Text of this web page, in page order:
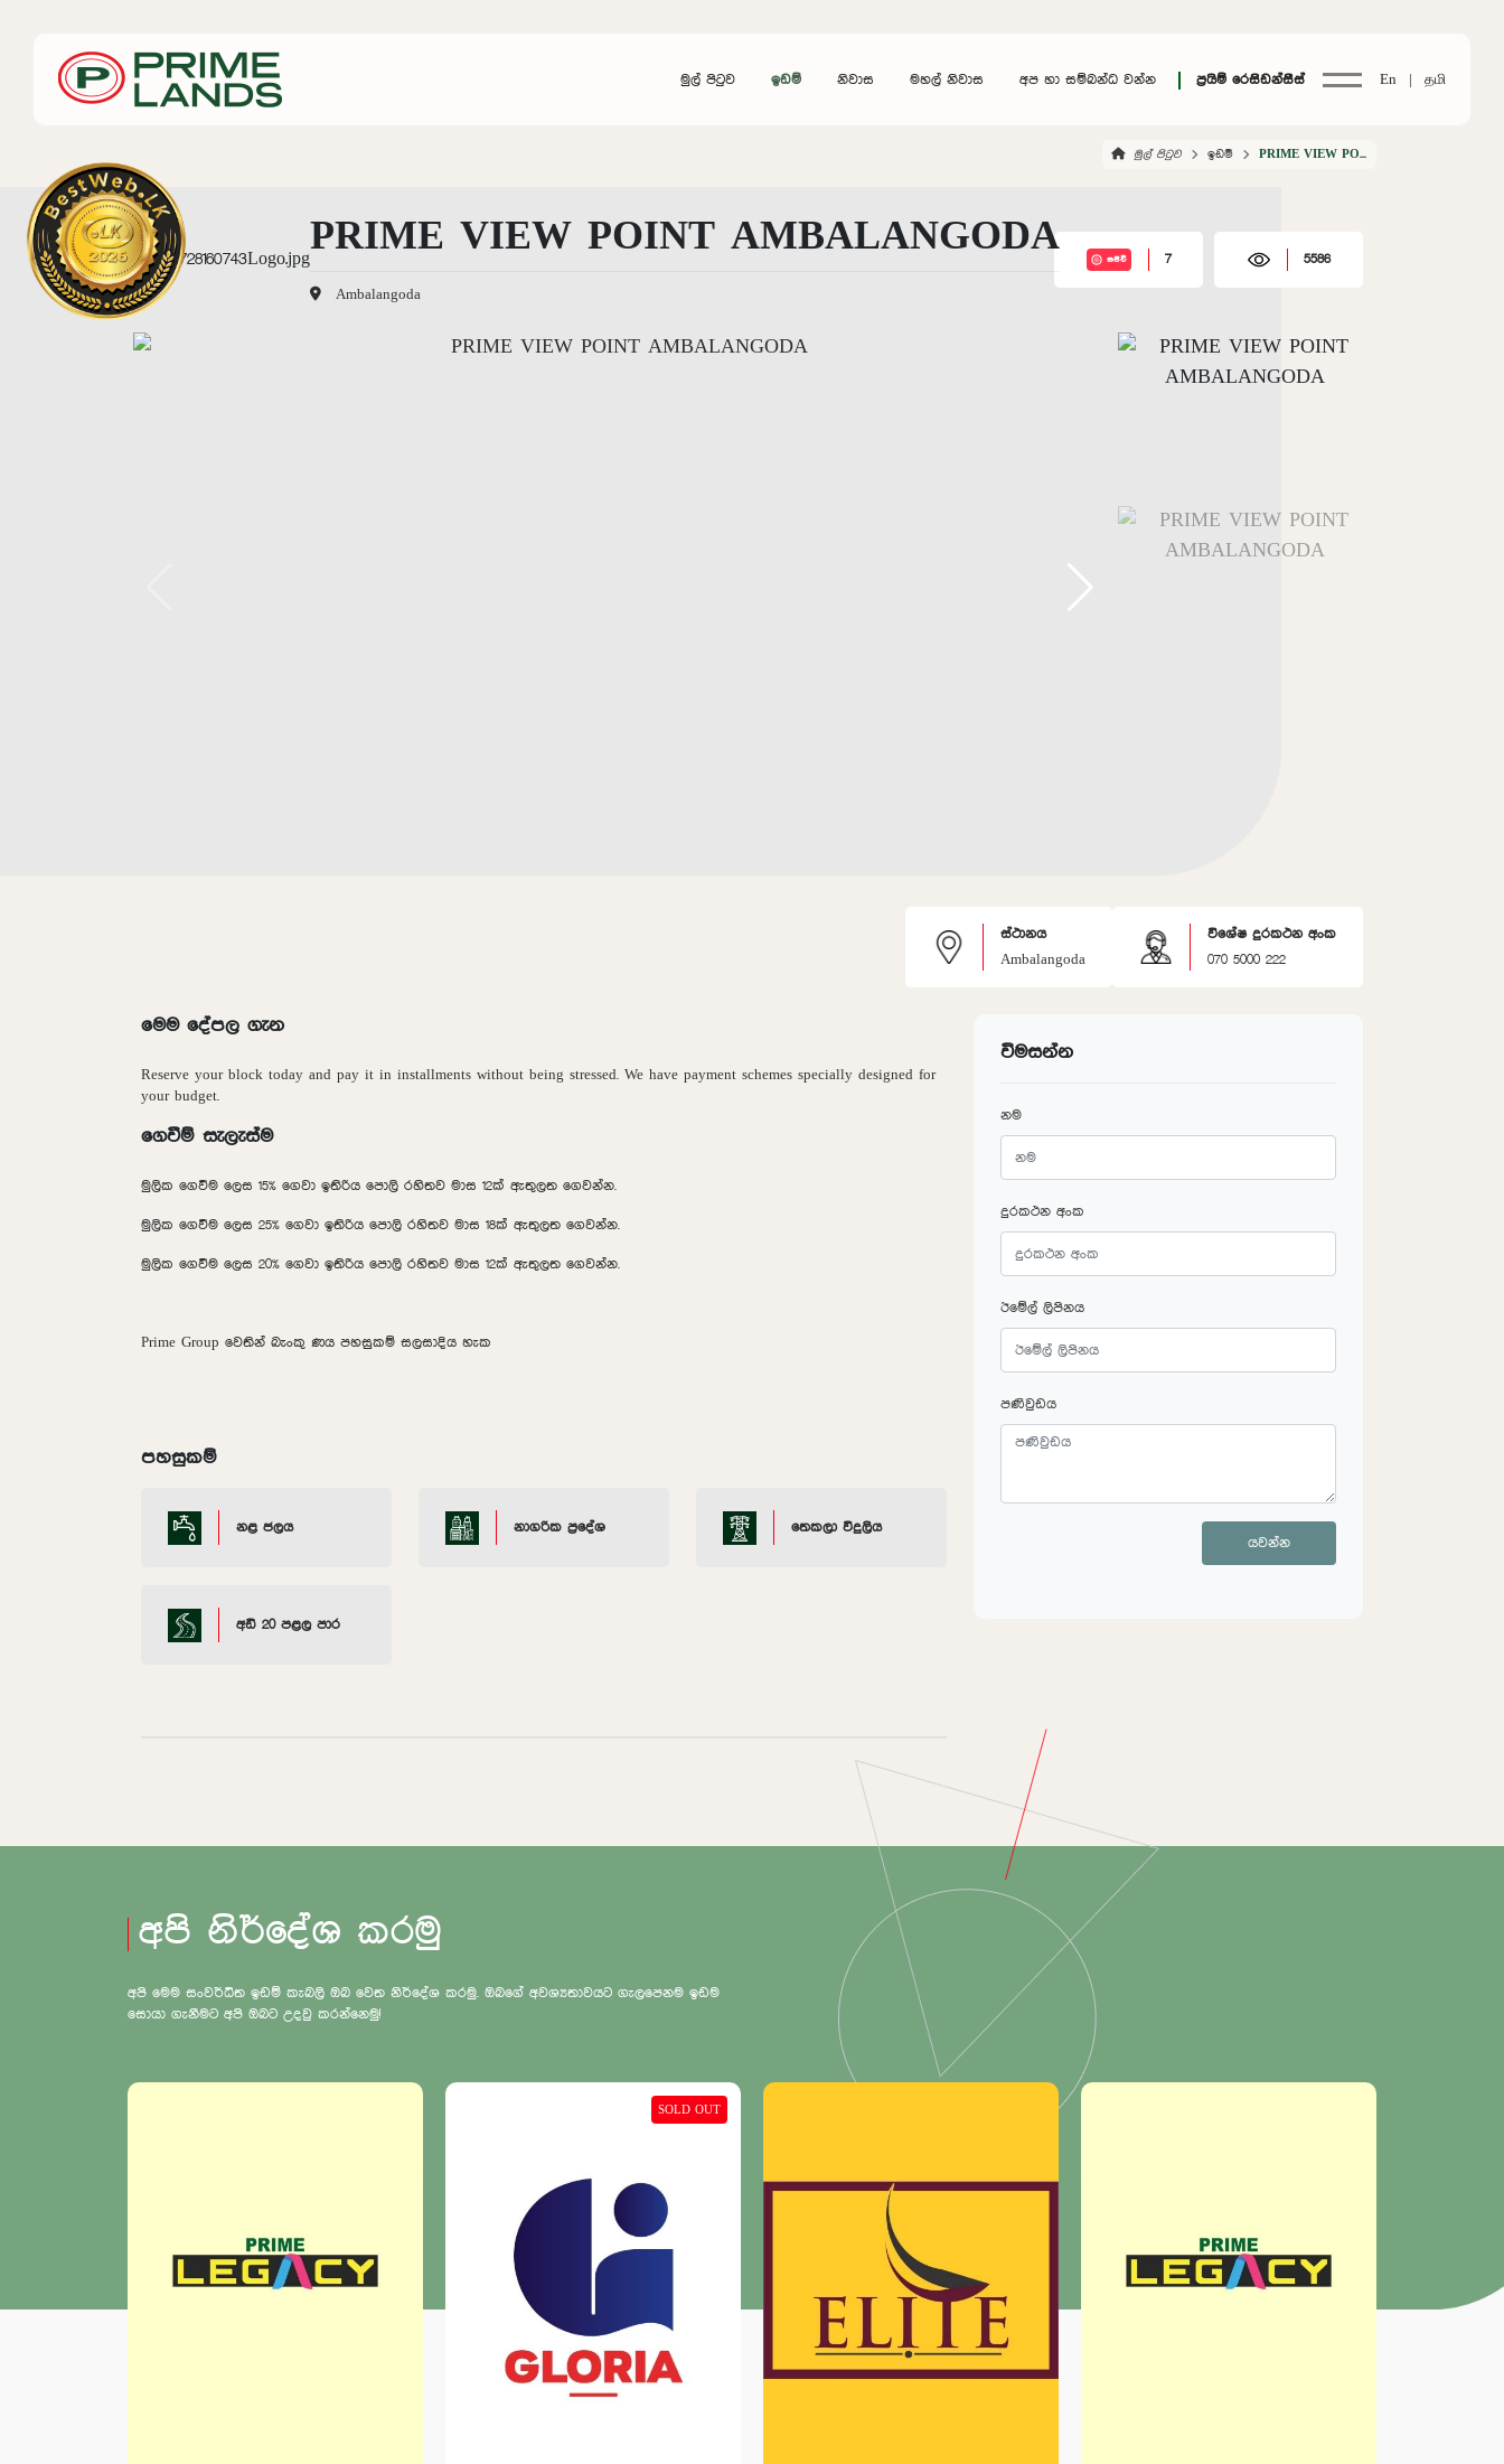
මුල් පිටුව ඉඩම් නිවාස මහල් නිවාස අප හා සම්බන්ධ වන්න ප්‍රයිම් රෙසිඩන්සීස් En | தமி
මුල් පිටුව ඉඩම් PRIME VIEW POINT AMBALANGODA
PRIME VIEW POINT AMBALANGODA
Ambalangoda
සජීවී 7 5586
ස්ථානය
Ambalangoda
විශේෂ දුරකථන අංක
070 5000 222
මෙම දේපල ගැන
Reserve your block today and pay it in installments without being stressed. We have payment schemes specially designed for
your budget.
ගෙවීම් සැලැස්ම
මුලික ගෙවීම ලෙස 15% ගෙවා ඉතිරිය පොලි රහිතව මාස 12ක් ඇතුලත ගෙවන්න.
මුලික ගෙවීම ලෙස 25% ගෙවා ඉතිරිය පොලි රහිතව මාස 18ක් ඇතුලත ගෙවන්න.
මුලික ගෙවීම ලෙස 20% ගෙවා ඉතිරිය පොලි රහිතව මාස 12ක් ඇතුලත ගෙවන්න.
Prime Group වෙතින් බැංකු ණය පහසුකම් සලසාදිය හැක
පහසුකම්
නළ ජලය නාගරික ප්‍රදේශ තෙකලා විදුලිය
අඩි 20 පළල පාර
විමසන්න
නම
දුරකථන අංක
ඊමේල් ලිපිනය
පණිවුඩය
යවන්න
අපි නිර්දේශ කරමු
අපි මෙම සංවර්ධිත ඉඩම් කැබලි ඔබ වෙත නිර්දේශ කරමු. ඔබගේ අවශ්‍යතාවයට ගැලපෙනම ඉඩම
සොයා ගැනීමට අපි ඔබට උදවු කරන්නෙමු!
SOLD OUT